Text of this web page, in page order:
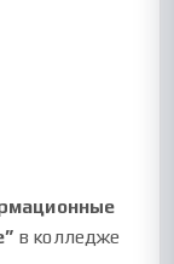
в колледже